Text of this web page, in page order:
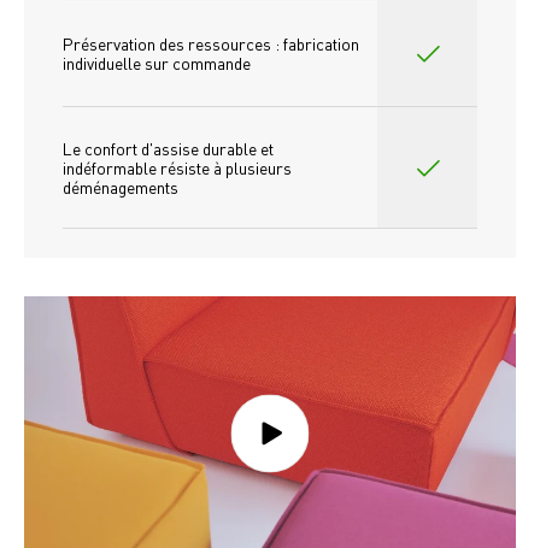
Préservation des ressources : fabrication
individuelle sur commande
Le confort d'assise durable et
indéformable résiste à plusieurs
déménagements